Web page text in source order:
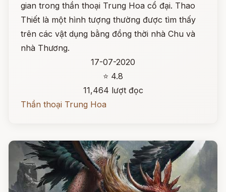
gian trong thần thoại Trung Hoa cổ đại. Thao
Thiết là một hình tượng thường được tìm thấy
trên các vật dụng bằng đồng thời nhà Chu và
nhà Thương.
17-07-2020
⭐ 4.8
11,464 lượt đọc
Thần thoại Trung Hoa